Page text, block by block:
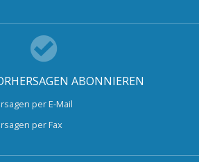
ABONNIEREN
per E-Mail
per Fax